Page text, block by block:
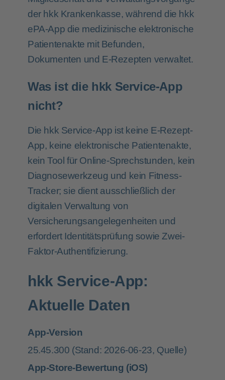
der hkk Krankenkasse, während die hkk
ePA-App die medizinische elektronische
Patientenakte mit Befunden,
Dokumenten und E-Rezepten verwaltet.
Was ist die hkk Service-App
nicht?
Die hkk Service-App ist keine E-Rezept-
App, keine elektronische Patientenakte,
kein Tool für Online-Sprechstunden, kein
Diagnosewerkzeug und kein Fitness-
Tracker; sie dient ausschließlich der
digitalen Verwaltung von
Versicherungsangelegenheiten und
erfordert Identitätsprüfung sowie Zwei-
Faktor-Authentifizierung.
hkk Service-App:
Aktuelle Daten
App-Version
25.45.300 (Stand: 2026-06-23, Quelle)
App-Store-Bewertung (iOS)